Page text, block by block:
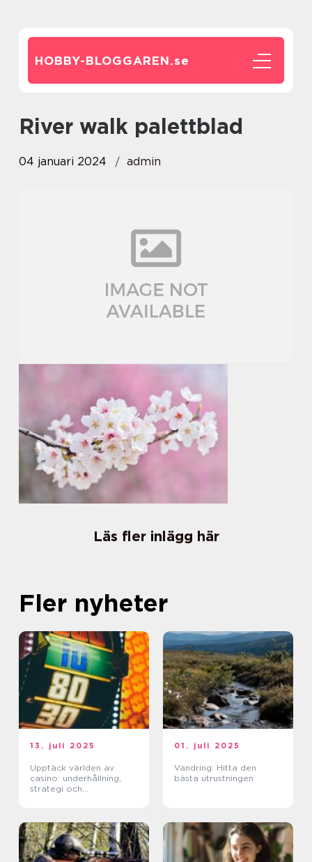
HOBBY-BLOGGAREN.se
river walk palettblad
04 januari 2024 admin
Läs fler inlägg här
Fler nyheter
13. juli 2025
Upptäck världen av
casino: underhållning,
strategi och
01. juli 2025
Vandring: Hitta den
bästa utrustningen